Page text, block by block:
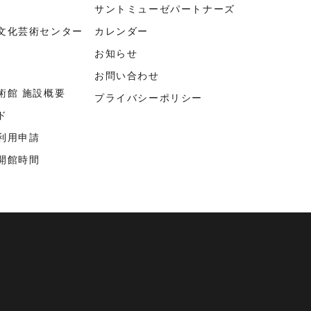
化芸術センター
館 施設概要
用申請
館時間
サントミューゼパートナーズ
カレンダー
お知らせ
お問い合わせ
プライバシーポリシー